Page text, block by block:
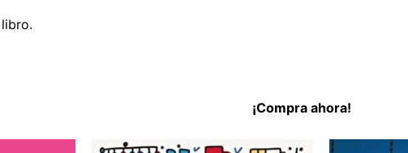
¡Compra ahora!